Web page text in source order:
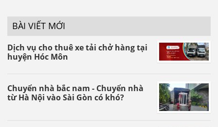
BÀI VIẾT MỚI
Dịch vụ cho thuê xe tải chở hàng tại
huyện Hóc Môn
Chuyển nhà bắc nam - Chuyển nhà
từ Hà Nội vào Sài Gòn có khó?